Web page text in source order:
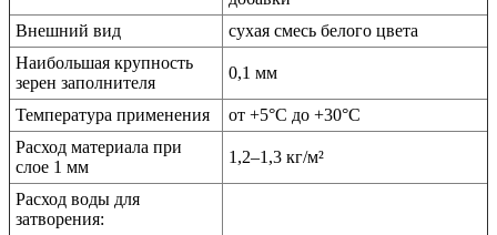
Внешний вид
сухая смесь белого цвета
Наибольшая крупность
зерен заполнителя
0,1 мм
Температура применения
от +5°С до +30°С
Расход материала при
слое 1 мм
1,2–1,3 кг/м²
Расход воды для
затворения: